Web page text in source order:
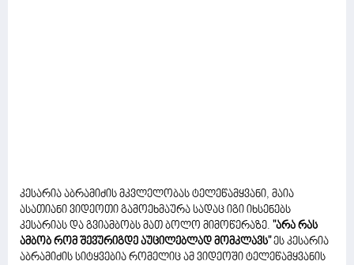
კესარია აბრამიძის მკვლელობას ტელეწამყვანი, მაია
ასათიანი ვიდეოთი გამოეხმაურა სადაც იგი იხსენებს
კესარიას და გვიამბობს მათ ბოლო მიმოწერაზე. "არა რას
ამბობ რომ შევურიგდე აუცილებლად მომკლავს" ეს კესარია
აბრამიძის სიტყვებია რომელიც ამ ვიდეოში ტელეწამყვანის